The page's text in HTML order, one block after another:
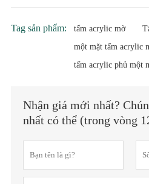
Tag sản phẩm: tấm acrylic mờ
một mặt tấm acrylic
tấm acrylic phủ một
Nhận giá mới nhất?
nhất có thể (trong vòng